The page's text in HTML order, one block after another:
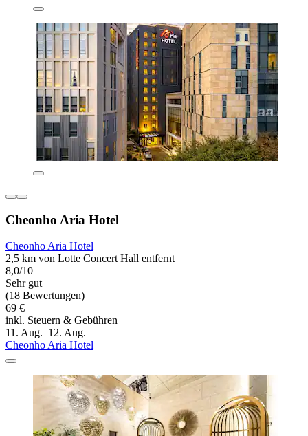
Cheonho Aria Hotel
Cheonho Aria Hotel
2,5 km von Lotte Concert Hall entfernt
8,0/10
Sehr gut
(18 Bewertungen)
69 €
inkl. Steuern & Gebühren
11. Aug.–12. Aug.
Cheonho Aria Hotel